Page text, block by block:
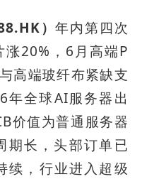
）年内第四次
涨20%，6月高端P
高端玻纤布紧缺支
年全球AI服务器出
价值为普通服务器
期长，头部订单已
续，行业进入超级